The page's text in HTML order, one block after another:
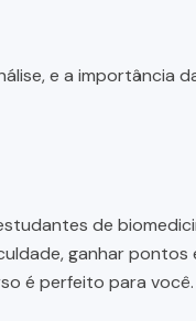
e a importância
de
ganhar
é perfeito para você.